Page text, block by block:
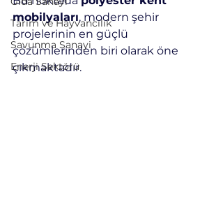
Tarım ve Hayvancılık
Savunma Sanayi
Enerji Sektörü
mobilyaları, modern şehir
projelerinin en güçlü
çözümlerinden biri olarak öne
çıkmaktadır.